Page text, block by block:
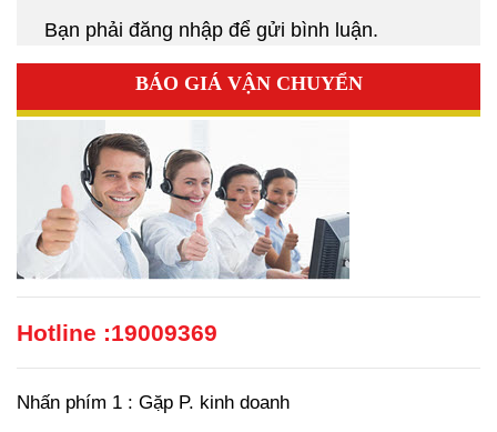
Bạn phải đăng nhập để gửi bình luận.
BÁO GIÁ VẬN CHUYỂN
Hotline :19009369
Nhấn phím 1 : Gặp P. kinh doanh